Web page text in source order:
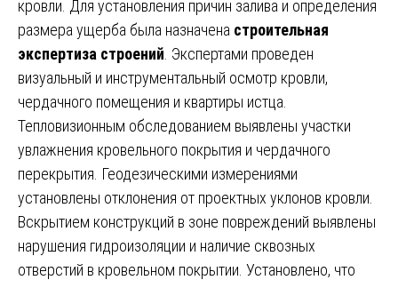
кровли. Для установления причин залива и определения
размера ущерба была назначена строительная
экспертиза строений . Экспертами проведен
визуальный и инструментальный осмотр кровли,
чердачного помещения и квартиры истца.
Тепловизионным обследованием выявлены участки
увлажнения кровельного покрытия и чердачного
перекрытия. Геодезическими измерениями
установлены отклонения от проектных уклонов кровли.
Вскрытием конструкций в зоне повреждений выявлены
нарушения гидроизоляции и наличие сквозных
отверстий в кровельном покрытии. Установлено, что